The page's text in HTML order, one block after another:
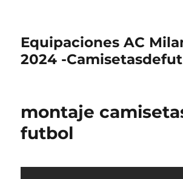
Equipaciones AC
2024 -
montaje
futbol